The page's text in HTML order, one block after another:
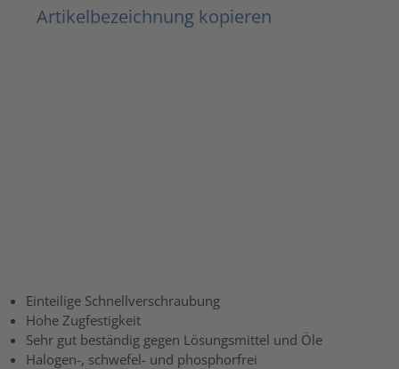
Artikelbezeichnung kopieren
Einteilige Schnellverschraubung
Hohe Zugfestigkeit
Sehr gut beständig gegen Lösungsmittel und Öle
Halogen-, schwefel- und phosphorfrei